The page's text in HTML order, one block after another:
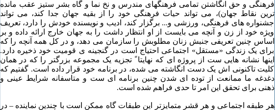
فرهنگی و حق انگاشتن تمامی فرهنگهای مندرس و نخ نما و گاه بشر ستیز عقب مانده
ترین نقاط جهان)، می تواند حیات فرهنگی خود را از بقیه جهان جدا کند، می تواند
جشنواره های فرهنگی، ورزشی و... برگزار کند، ادیب و نویسنده خودش را دارد، تعریف
ویژه خود از زن و آنچه می بایست از او انتظار داشت را به جهان خارج ارائه داده و بر
اساس چنین تعریفی جنبش زنان مطلوبش را سازمان می دهد، و در کل همه آنچه را که
برای یک زندگی «مستقل» اجتماعی احتیاج است در گنجینه ی قومیت خود ذخیره دارد.
اینها نشانه هایی ست از پروژه ای که نهایتا ً تجزیه یک مجموعه بزرگتر را که در همان
کلیت تاکنونی اش یک دست انگاشته می شده، در برنامه خود قرار داده است. گفتیم که
دغدغه ما ممانعت از توده ای شدن چنین برنامه ای ست و متاسفانه شرایط عینی و
ذهنی برای تحقق این امر تا حدی فراهم شده است.
هر طبقه اجتماعی و هر قشر متمایزتر این طبقات گاه ممکن است با چندین نماینده – در